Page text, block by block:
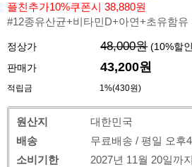
플친추가10%쿠폰시 38,880원
#12종유산균+비타민D+아연+초유함
정상가 48,000원 (10%할
판매가
43,200원
적립금 1%(430원)
원산지
대한민국
배송
무료배송 / 평일 오후
소비기한
2027년 11월 20일까